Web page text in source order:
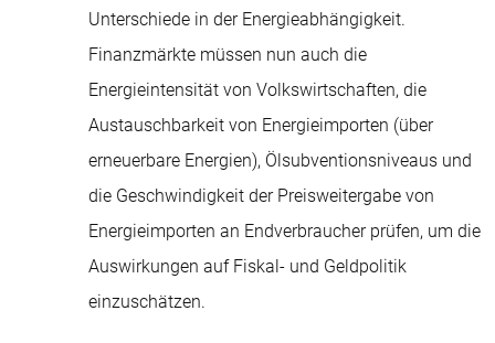
Unterschiede in der Energieabhängigkeit.
Finanzmärkte müssen nun auch die
Energieintensität von Volkswirtschaften, die
Austauschbarkeit von Energieimporten (über
erneuerbare Energien), Ölsubventionsniveaus und
die Geschwindigkeit der Preisweitergabe von
Energieimporten an Endverbraucher prüfen, um die
Auswirkungen auf Fiskal- und Geldpolitik
einzuschätzen.